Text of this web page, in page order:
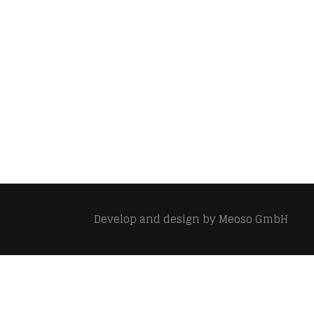
Develop and design byMeoso GmbH